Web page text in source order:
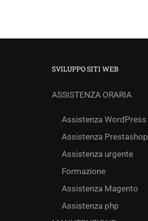
SVILUPPO SITI WEB
ASSISTENZA ORARIA
Assistenza WordPress
Assistenza Prestashop
Assistenza urgente
Formazione
Assistenza Magento
Assistenza php